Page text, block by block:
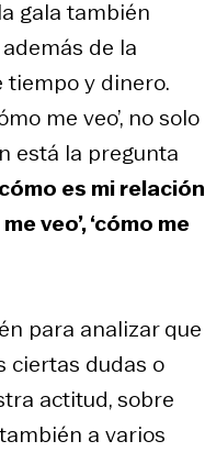
gala también
de la
tiempo y dinero.
me veo’, no solo
está la pregunta
es mi relación
veo’, ‘cómo me
para analizar que
ciertas dudas o
actitud, sobre
a varios